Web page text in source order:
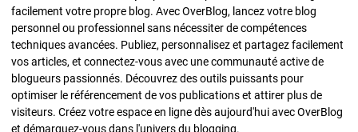
facilement votre propre blog. Avec OverBlog, lancez votre blog
personnel ou professionnel sans nécessiter de compétences
techniques avancées. Publiez, personnalisez et partagez facilement
vos articles, et connectez-vous avec une communauté active de
blogueurs passionnés. Découvrez des outils puissants pour
optimiser le référencement de vos publications et attirer plus de
visiteurs. Créez votre espace en ligne dès aujourd'hui avec OverBlog
et démarquez-vous dans l'univers du blogging.